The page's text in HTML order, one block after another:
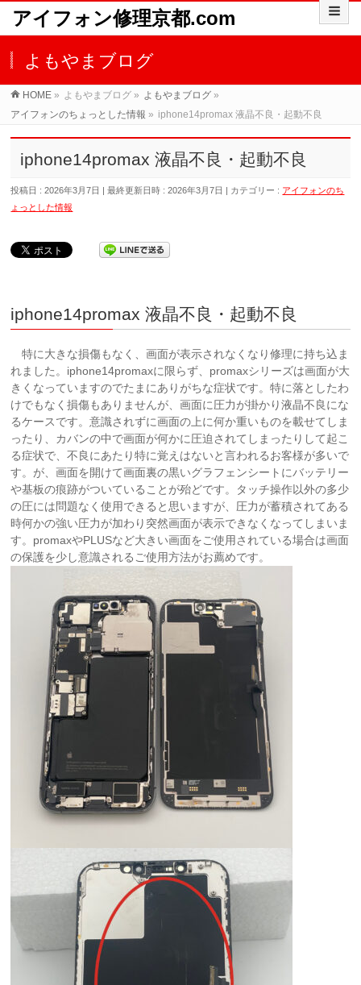
アイフォン修理京都.com
よもやまブログ
HOME » よもやまブログ » よもやまブログ »
アイフォンのちょっとした情報 » iphone14promax 液晶不良・起動不良
iphone14promax 液晶不良・起動不良
投稿日 : 2026年3月7日 最終更新日時 : 2026年3月7日 カテゴリー : アイフォンのち
ょっとした情報
iphone14promax 液晶不良・起動不良
特に大きな損傷もなく、画面が表示されなくなり修理に持ち込ま
れました。iphone14promaxに限らず、promaxシリーズは画面が大
きくなっていますのでたまにありがちな症状です。特に落としたわ
けでもなく損傷もありませんが、画面に圧力が掛かり液晶不良にな
るケースです。意識されずに画面の上に何か重いものを載せてしま
ったり、カバンの中で画面が何かに圧迫されてしまったりして起こ
る症状で、不良にあたり特に覚えはないと言われるお客様が多いで
す。が、画面を開けて画面裏の黒いグラフェンシートにバッテリー
や基板の痕跡がついていることが殆どです。タッチ操作以外の多少
の圧には問題なく使用できると思いますが、圧力が蓄積されてある
時何かの強い圧力が加わり突然画面が表示できなくなってしまいま
す。promaxやPLUSなど大きい画面をご使用されている場合は画面
の保護を少し意識されるご使用方法がお薦めです。